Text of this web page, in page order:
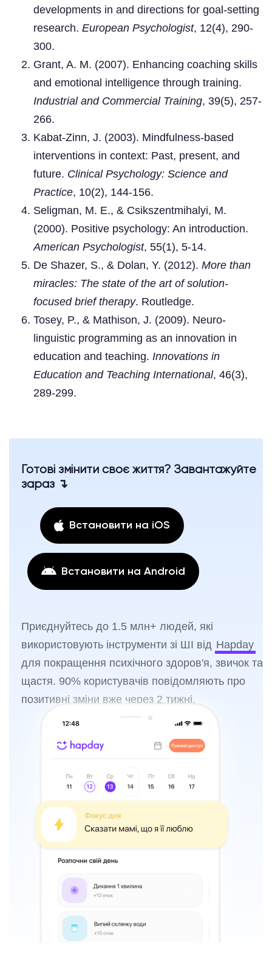
developments in and directions for goal-setting
research. European Psychologist, 12(4), 290-
300.
Grant, A. M. (2007). Enhancing coaching skills
and emotional intelligence through training.
Industrial and Commercial Training, 39(5), 257-
266.
Kabat-Zinn, J. (2003). Mindfulness-based
interventions in context: Past, present, and
future. Clinical Psychology: Science and
Practice, 10(2), 144-156.
Seligman, M. E., & Csikszentmihalyi, M.
(2000). Positive psychology: An introduction.
American Psychologist, 55(1), 5-14.
De Shazer, S., & Dolan, Y. (2012). More than
miracles: The state of the art of solution-
focused brief therapy. Routledge.
Tosey, P., & Mathison, J. (2009). Neuro-
linguistic programming as an innovation in
education and teaching. Innovations in
Education and Teaching International, 46(3),
289-299.
Готові змінити своє життя? Завантажуйте
зараз ↴
Встановити на iOS
Встановити на Android
Приєднуйтесь до 1.5 млн+ людей, які
використовують інструменти зі ШІ від Hapday
для покращення психічного здоров'я, звичок та
щастя. 90% користувачів повідомляють про
позитивні зміни вже через 2 тижні.